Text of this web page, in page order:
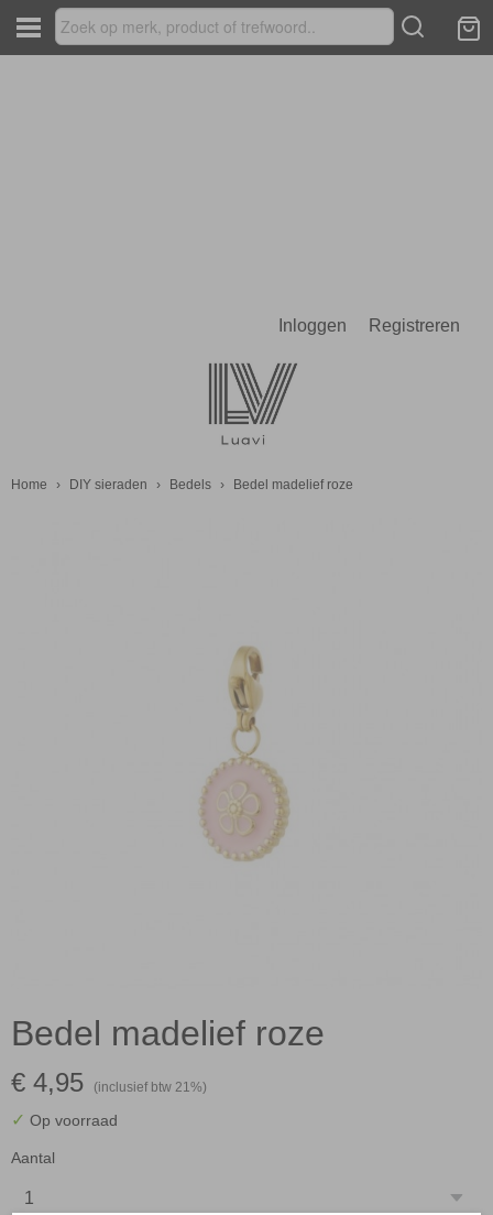
Inloggen Registreren
Home › DIY sieraden › Bedels › Bedel madelief roze
Bedel madelief roze
€ 4,95 (inclusief btw 21%)
✓ Op voorraad
Aantal